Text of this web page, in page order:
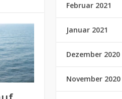
Februar 2021
Januar 2021
Dezember 2020
November 2020